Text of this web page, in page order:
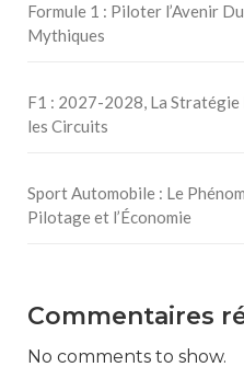
Formule 1 : Piloter l’Avenir
Mythiques
F1 : 2027-2028, La
les Circuits
Sport Automobile : Le
Pilotage et l’Économie
Commentaires
No comments to show.